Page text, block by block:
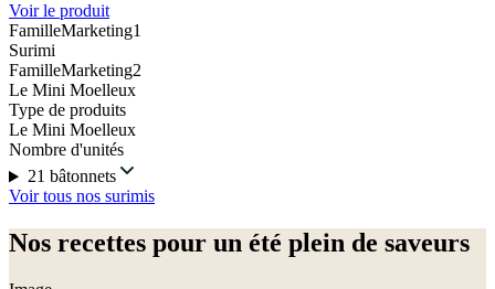
Voir le produit
FamilleMarketing1
Surimi
FamilleMarketing2
Le Mini Moelleux
Type de produits
Le Mini Moelleux
Nombre d'unités
21 bâtonnets
Voir tous nos surimis
Nos recettes pour un été plein de saveurs